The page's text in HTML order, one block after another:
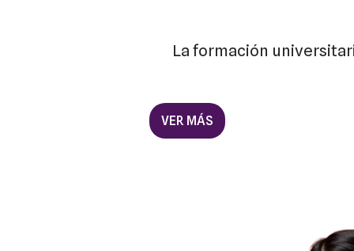
La formación
VER MÁS